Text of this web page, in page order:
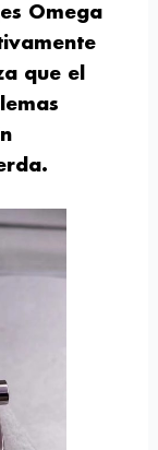
Omega
que el